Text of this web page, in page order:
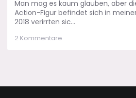
Man mag es kaum glauben, aber
Action-Figur befindet sich in
2018 verirrten sic...
2 Kommentare